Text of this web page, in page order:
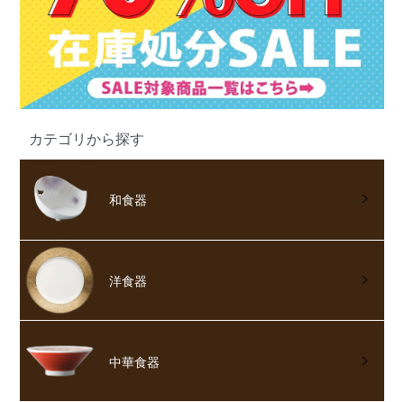
カテゴリから探す
和食器
洋食器
中華食器